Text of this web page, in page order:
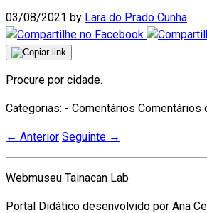
03/08/2021 by Lara do Prado Cunha
Procure por cidade.
Categorias: - Comentários Comentários
← Anterior Seguinte →
Webmuseu Tainacan Lab
Portal Didático desenvolvido por Ana